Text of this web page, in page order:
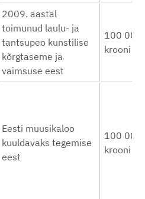
2009. aastal
toimunud laulu- ja
tantsupeo kunstilise
kõrgtaseme ja
vaimsuse eest
100 000
krooni
Eesti muusikaloo
kuuldavaks tegemise
eest
100 000
krooni